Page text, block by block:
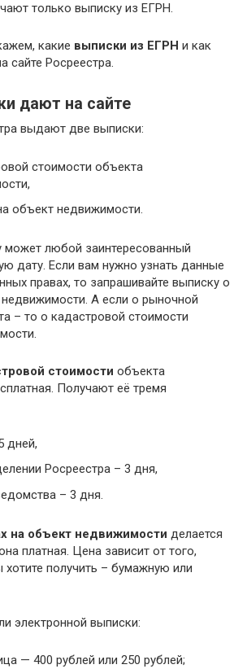
только выписку из ЕГРН.
какие выписки из ЕГРН и как
сайте Росреестра.
дают на сайте
выдают две выписки:
стоимости объекта
объект недвижимости.
может любой заинтересованный
дату. Если вам нужно узнать данные
правах, то запрашивайте выписку о
А если о рыночной
– то о кадастровой стоимости
стоимости объекта
Получают её тремя
дней,
Росреестра – 3 дня,
– 3 дня.
на объект недвижимости делается
платная. Цена зависит от того,
получить – бумажную или
электронной выписки:
— 400 рублей или 250 рублей;